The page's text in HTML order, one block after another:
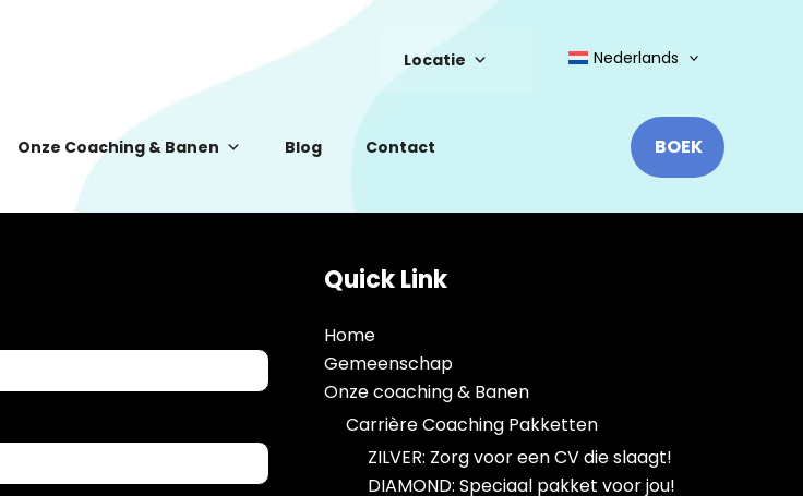
Locatie Nederlands
Onze Coaching & Banen Blog Contact BOEK
Quick Link
Home
Gemeenschap
Onze coaching & Banen
Carrière Coaching Pakketten
ZILVER: Zorg voor een CV die slaagt!
DIAMOND: Speciaal pakket voor jou!